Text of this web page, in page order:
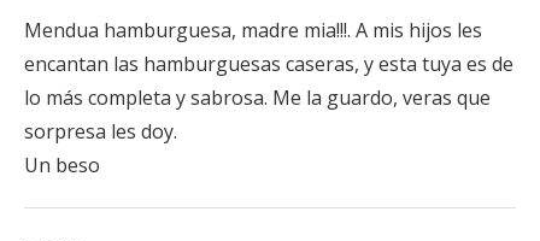
Mendua hamburguesa, madre mia!!!. A mis hijos les
encantan las hamburguesas caseras, y esta tuya es de
lo más completa y sabrosa. Me la guardo, veras que
sorpresa les doy.
Un beso